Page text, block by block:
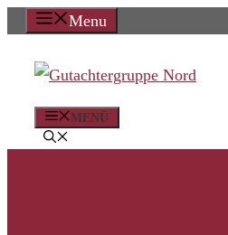
Zum
springen
Menu
MENÜ